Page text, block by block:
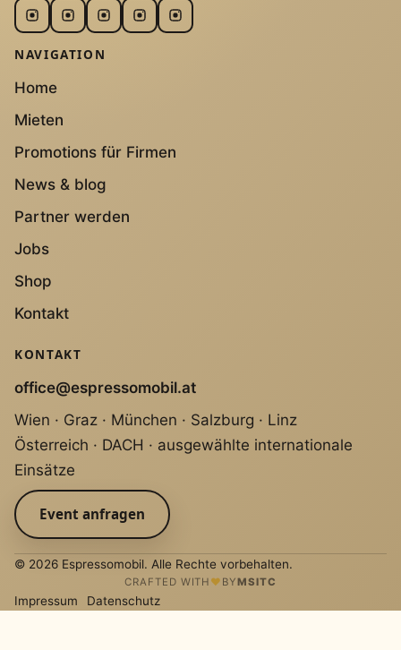
NAVIGATION
Home
Mieten
Promotions für Firmen
News & blog
Partner werden
Jobs
Shop
Kontakt
KONTAKT
office@espressomobil.at
Wien · Graz · München · Salzburg · Linz
Österreich · DACH · ausgewählte internationale
Einsätze
Event anfragen
© 2026 Espressomobil. Alle Rechte vorbehalten.
CRAFTED WITH ♥ BYMSITC
Impressum Datenschutz